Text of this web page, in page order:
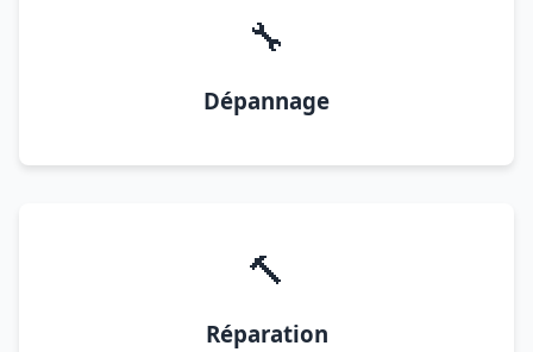
🔧
Dépannage
🔨
Réparation